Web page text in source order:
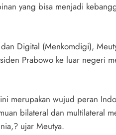
yang bisa menjadi
Digital (Menkomdigi),
Prabowo ke luar negeri
merupakan wujud peran
bilateral dan multilateral
ujar Meutya.